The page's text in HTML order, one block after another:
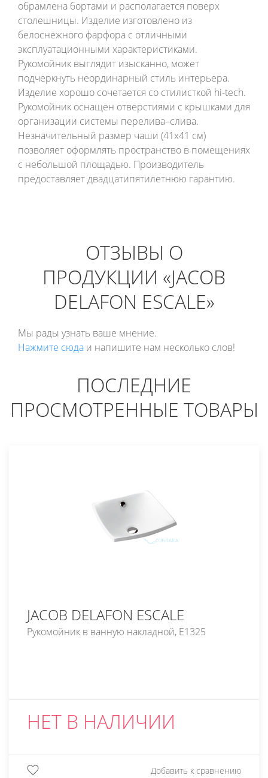
обрамлена бортами и располагается поверх
столешницы. Изделие изготовлено из
белоснежного фарфора с отличными
эксплуатационными характеристиками.
Рукомойник выглядит изысканно, может
подчеркнуть неординарный стиль интерьера.
Изделие хорошо сочетается со стилисткой hi-tech.
Рукомойник оснащен отверстиями с крышками для
организации системы перелива–слива.
Незначительный размер чаши (41х41 см)
позволяет оформлять пространство в помещениях
с небольшой площадью. Производитель
предоставляет двадцатипятилетнюю гарантию.
ОТЗЫВЫ О
ПРОДУКЦИИ «JACOB
DELAFON ESCALE»
Мы рады узнать ваше мнение.
Нажмите сюда и напишите нам несколько слов!
ПОСЛЕДНИЕ
ПРОСМОТРЕННЫЕ ТОВАРЫ
JACOB DELAFON ESCALE
Рукомойник в ванную накладной, E1325
НЕТ В НАЛИЧИИ
Добавить к сравнению